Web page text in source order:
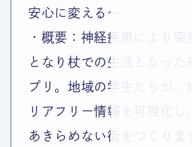
安心に変える〜
・概要：神経疾患により突
となり杖での生活となった
プリ。地域の学生たちが、
リアフリー情報を可視化し
あきらめない街をつくりま